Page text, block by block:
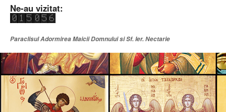
Ne-au vizitat:
Paraclisul Adormirea Maicii Domnului si Sf. Ier. Nectarie